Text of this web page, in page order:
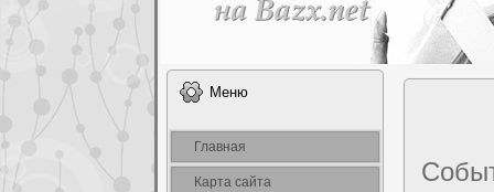
Меню
Главная
Карта сайта